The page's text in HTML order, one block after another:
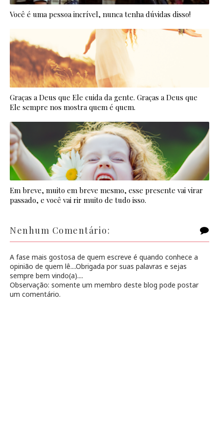
Você é uma pessoa incrível, nunca tenha dúvidas disso!
Graças a Deus que Ele cuida da gente. Graças a Deus que
Ele sempre nos mostra quem é quem.
Em breve, muito em breve mesmo, esse presente vai virar
passado, e você vai rir muito de tudo isso.
Nenhum Comentário:
A fase mais gostosa de quem escreve é quando conhece a
opinião de quem lê....Obrigada por suas palavras e sejas
sempre bem vindo(a)....
Observação: somente um membro deste blog pode postar
um comentário.